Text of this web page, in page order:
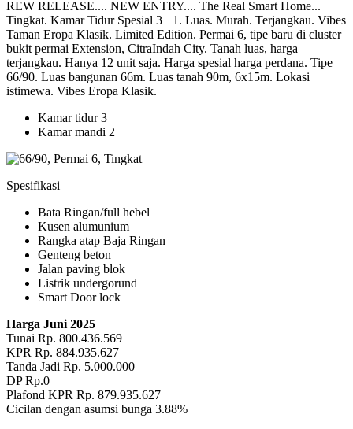
REW RELEASE.... NEW ENTRY.... The Real Smart Home...
Tingkat. Kamar Tidur Spesial 3 +1. Luas. Murah. Terjangkau. Vibes
Taman Eropa Klasik. Limited Edition. Permai 6, tipe baru di cluster
bukit permai Extension, CitraIndah City. Tanah luas, harga
terjangkau. Hanya 12 unit saja. Harga spesial harga perdana. Tipe
66/90. Luas bangunan 66m. Luas tanah 90m, 6x15m. Lokasi
istimewa. Vibes Eropa Klasik.
Kamar tidur 3
Kamar mandi 2
Spesifikasi
Bata Ringan/full hebel
Kusen alumunium
Rangka atap Baja Ringan
Genteng beton
Jalan paving blok
Listrik undergorund
Smart Door lock
Harga Juni 2025
Tunai Rp. 800.436.569
KPR Rp. 884.935.627
Tanda Jadi Rp. 5.000.000
DP Rp.0
Plafond KPR Rp. 879.935.627
Cicilan dengan asumsi bunga 3.88%